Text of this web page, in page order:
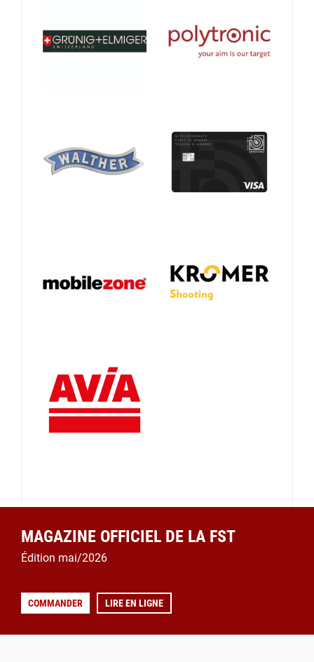
MAGAZINE OFFICIEL DE LA FST
Édition mai/2026
COMMANDER LIRE EN LIGNE